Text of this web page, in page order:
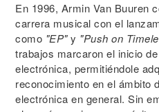
En 1996, Armin Van Buuren
carrera musical con el
como "EP"y "Push on
trabajos marcaron el inicio
electrónica, permitiéndole
reconocimiento en el ámbito
electrónica en general. Sin